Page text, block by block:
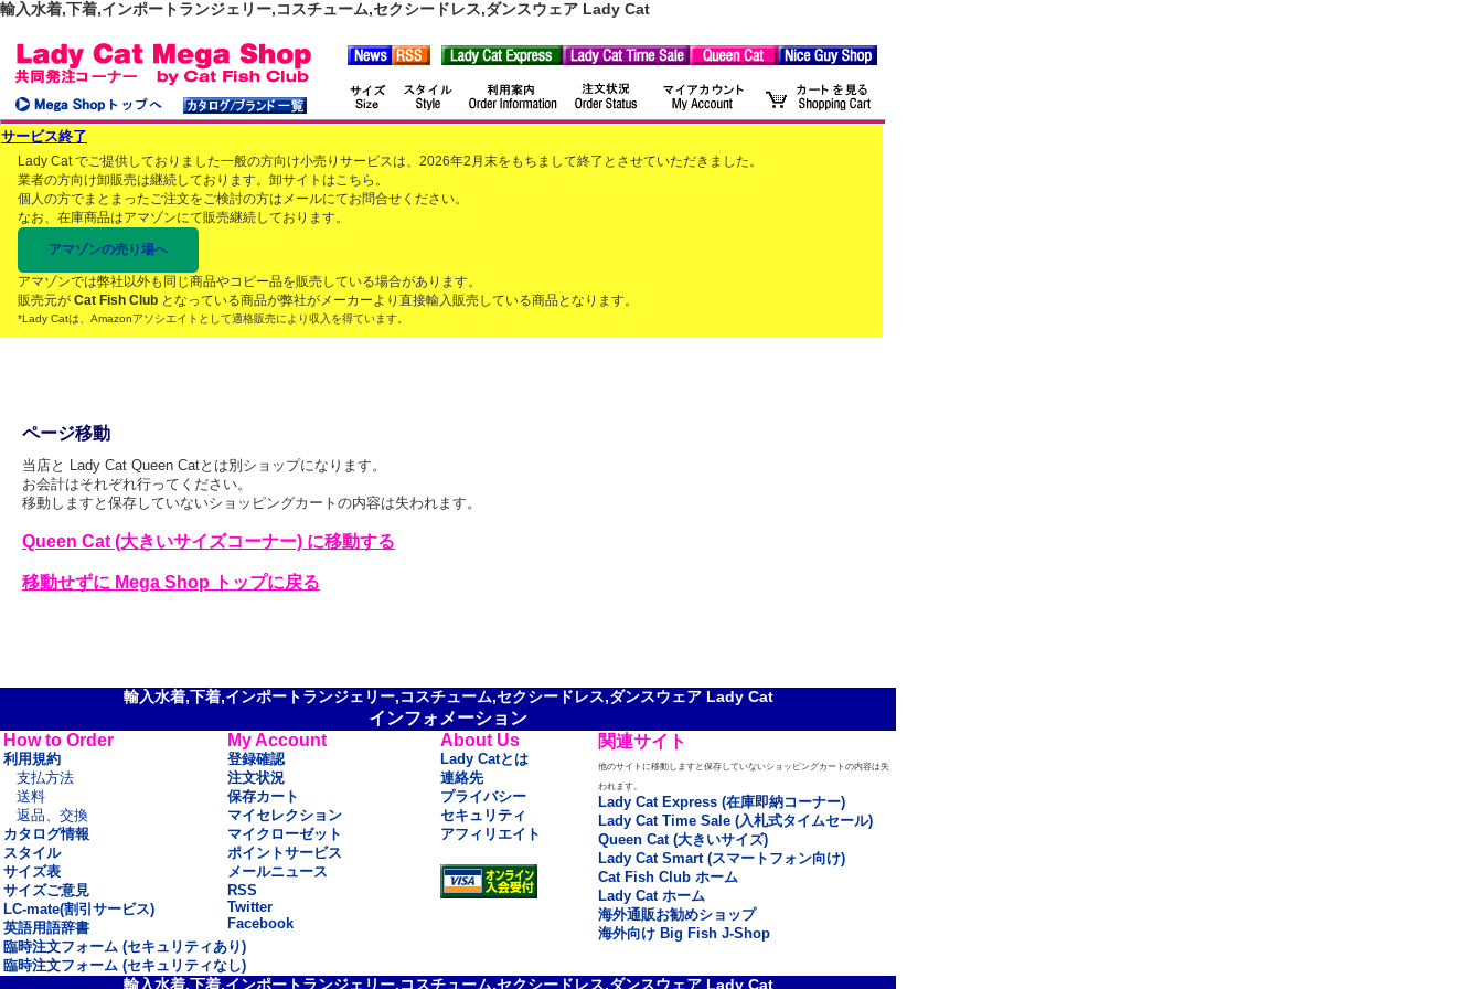
輸入水着,下着,インポートランジェリー,コスチューム,セクシードレス,ダンスウェア Lady Cat
サービス終了
Lady Cat でご提供しておりました一般の方向け小売りサービスは、2026年2月末をもちまして終了とさせていただきました。
業者の方向け卸販売は継続しております。卸サイトはこちら 。
個人の方でまとまったご注文をご検討の方はメールにてお問合せください。
なお、在庫商品はアマゾンにて販売継続しております。
アマゾンの売り場へ
アマゾンでは弊社以外も同じ商品やコピー品を販売している場合があります。
販売元が Cat Fish Club となっている商品が弊社がメーカーより直接輸入販売している商品となります。
*Lady Catは、Amazonアソシエイトとして適格販売により収入を得ています。
ページ移動
当店と Lady Cat Queen Catとは別ショップになります。
お会計はそれぞれ行ってください。
移動しますと保存していないショッピングカートの内容は失われます。
Queen Cat (大きいサイズコーナー) に移動する
移動せずに Mega Shop トップに戻る
輸入水着,下着,インポートランジェリー,コスチューム,セクシードレス,ダンスウェア Lady Cat
インフォメーション
How to Order
利用規約
支払方法
送料
返品、交換
カタログ情報
スタイル
サイズ表
サイズご意見
LC-mate(割引サービス)
英語用語辞書
My Account
登録確認
注文状況
保存カート
マイセレクション
マイクローゼット
ポイントサービス
メールニュース
RSS
Twitter
Facebook
About Us
Lady Catとは
連絡先
プライバシー
セキュリティ
アフィリエイト
関連サイト
他のサイトに移動しますと保存していないショッピングカートの内容は失
われます。
Lady Cat Express (在庫即納コーナー)
Lady Cat Time Sale (入札式タイムセール)
Queen Cat (大きいサイズ)
Lady Cat Smart (スマートフォン向け)
Cat Fish Club ホーム
Lady Cat ホーム
海外通販お勧めショップ
海外向け Big Fish J-Shop
臨時注文フォーム (セキュリティあり)
臨時注文フォーム (セキュリティなし)
輸入水着,下着,インポートランジェリー,コスチューム,セクシードレス,ダンスウェア Lady Cat